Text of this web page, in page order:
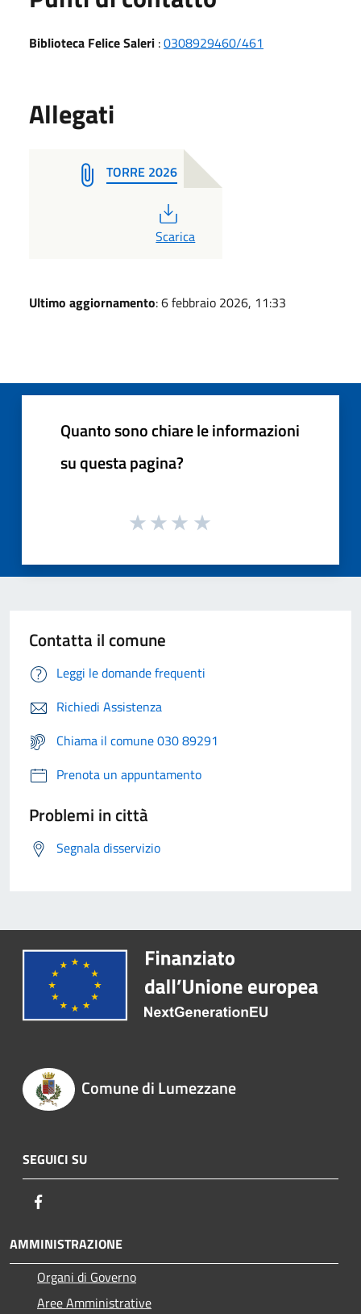
Biblioteca Felice Saleri :0308929460/461
Allegati
TORRE 2026
PDF
Scarica
Ultimo aggiornamento: 6 febbraio 2026, 11:33
Quanto sono chiare le informazioni
su questa pagina?
Contatta il comune
Leggi le domande frequenti
Richiedi Assistenza
Chiama il comune 030 89291
Prenota un appuntamento
Problemi in città
Segnala disservizio
Comune di Lumezzane
SEGUICI SU
AMMINISTRAZIONE
Organi di Governo
Aree Amministrative